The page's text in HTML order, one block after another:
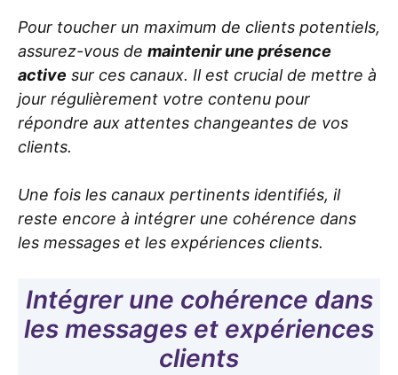
Pour toucher un maximum de clients potentiels,
assurez-vous de maintenir une présence
active sur ces canaux. Il est crucial de mettre à
jour régulièrement votre contenu pour
répondre aux attentes changeantes de vos
clients.
Une fois les canaux pertinents identifiés, il
reste encore à intégrer une cohérence dans
les messages et les expériences clients.
Intégrer une cohérence dans
les messages et expériences
clients